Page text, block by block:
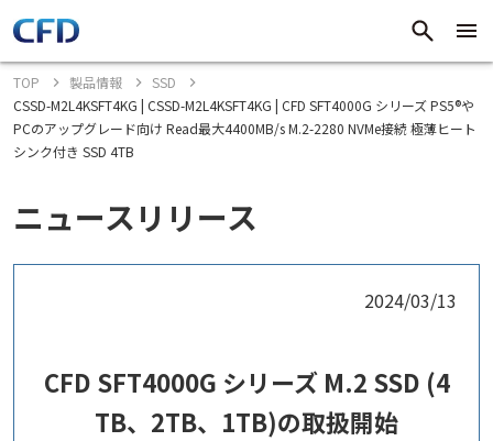
TOP 製品情報
SSD
CSSD-M2L4KSFT4KG | CSSD-M2L4KSFT4KG | CFD SFT4000G シリーズ PS5®や
PCのアップグレード向け Read最大4400MB/s M.2-2280 NVMe接続 極薄ヒート
シンク付き SSD 4TB
ニュースリリース
2024/03/13
CFD SFT4000G シリーズ M.2 SSD (4
TB、2TB、1TB)の取扱開始